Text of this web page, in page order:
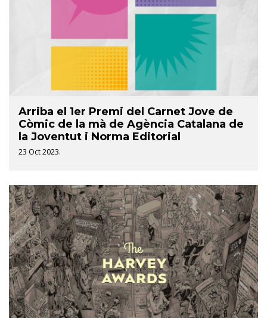
Arriba el 1er Premi del Carnet Jove de
Còmic de la mà de Agència Catalana de
la Joventut i Norma Editorial
23 Oct 2023.